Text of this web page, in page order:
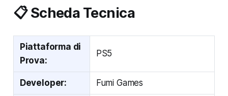
📋 Scheda Tecnica
Piattaforma di
Prova:
PS5
Developer: Fumi Games